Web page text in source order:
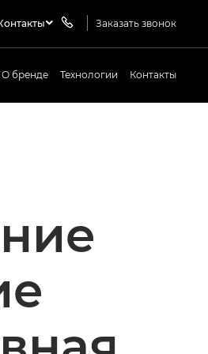
Заказать звонок
О бренде Технологии Контакты